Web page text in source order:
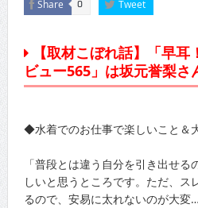
Share 0 Tweet
【取材こぼれ話】「早
ビュー565」は坂元誉梨さ
◆水着でのお仕事で楽しいこと＆
「普段とは違う自分を引き出せ
しいと思うところです。ただ、ス
るので、安易に太れないのが大